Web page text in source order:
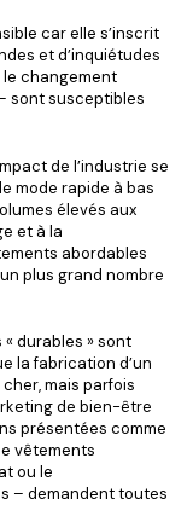
car elle s’inscrit
et d’inquiétudes
le changement
sont susceptibles
de l’industrie se
mode rapide à bas
élevés aux
et à la
abordables
plus grand nombre
durables » sont
la fabrication d’un
mais parfois
de bien-être
présentées comme
vêtements
ou le
– demandent toutes